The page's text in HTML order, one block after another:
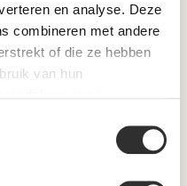
en analyse. Deze
combineren met andere
of die ze hebben
van hun